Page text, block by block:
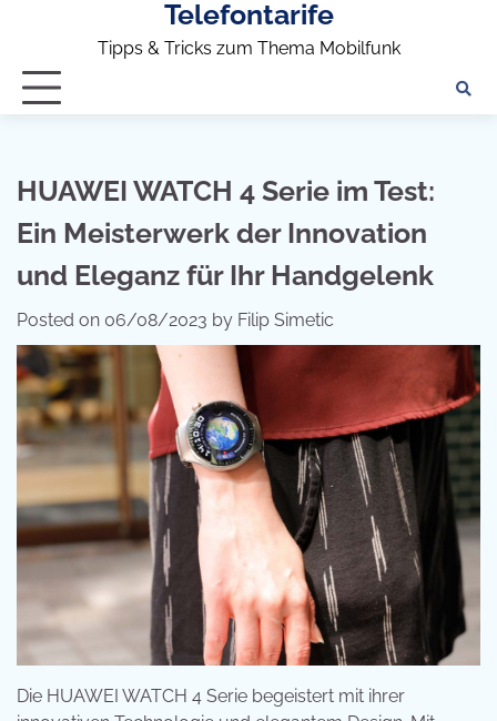
Telefontarife
Tipps & Tricks zum Thema Mobilfunk
HUAWEI WATCH 4 Serie im Test:
Ein Meisterwerk der Innovation
und Eleganz für Ihr Handgelenk
Posted on 06/08/2023 by Filip Simetic
Die HUAWEI WATCH 4 Serie begeistert mit ihrer